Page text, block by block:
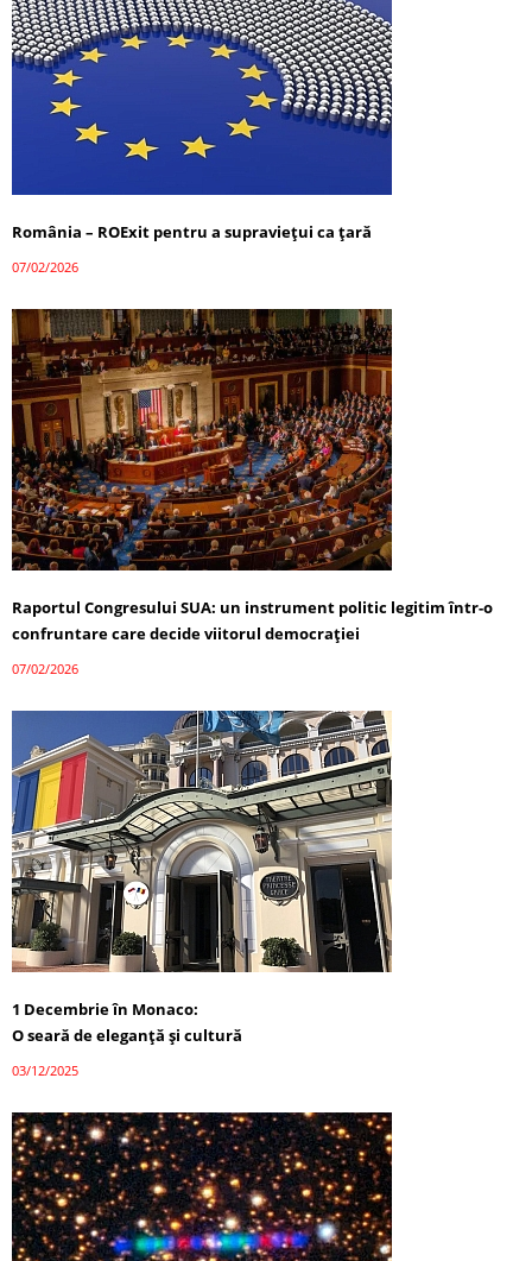
România – ROExit pentru a supraviețui ca țară
07/02/2026
Raportul Congresului SUA: un instrument politic legitim într-o
confruntare care decide viitorul democrației
07/02/2026
1 Decembrie în Monaco:
O seară de eleganță și cultură
03/12/2025